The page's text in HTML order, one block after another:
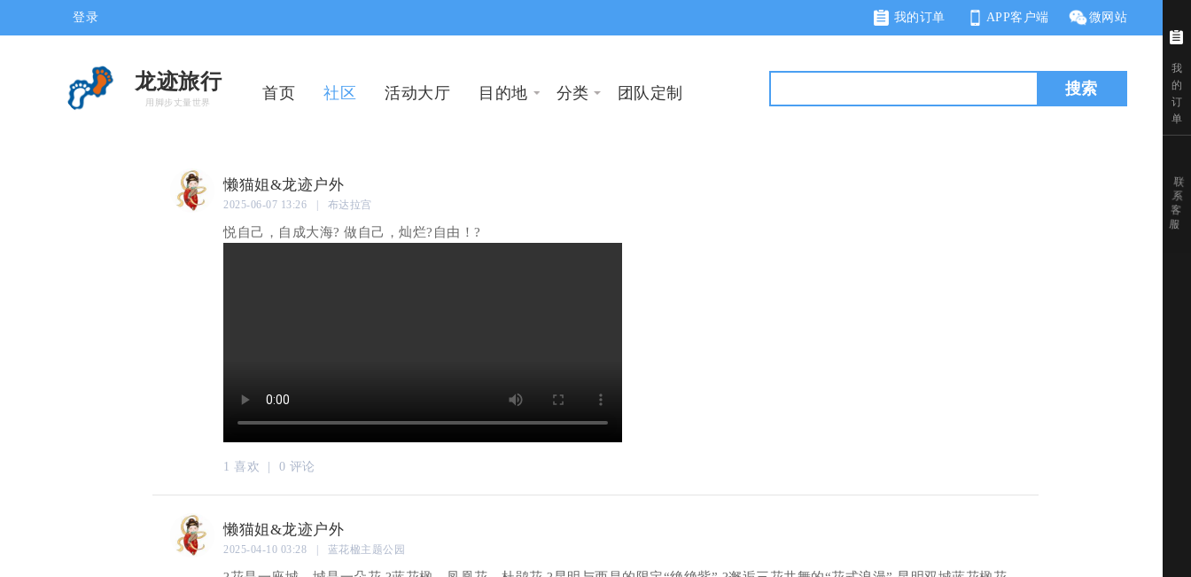
登录 我的订单 APP客户端 微网站
龙迹旅行
用脚步丈量世界
首页 社区 活动大厅 目的地 分类 团队定制 搜索
懒猫姐&龙迹户外
2025-06-07 13:26 | 布达拉宫
悦自己，自成大海? 做自己，灿烂?自由！?
1 喜欢 | 0 评论
懒猫姐&龙迹户外
2025-04-10 03:28 | 蓝花楹主题公园
我
的
订
单
联
系
客
服